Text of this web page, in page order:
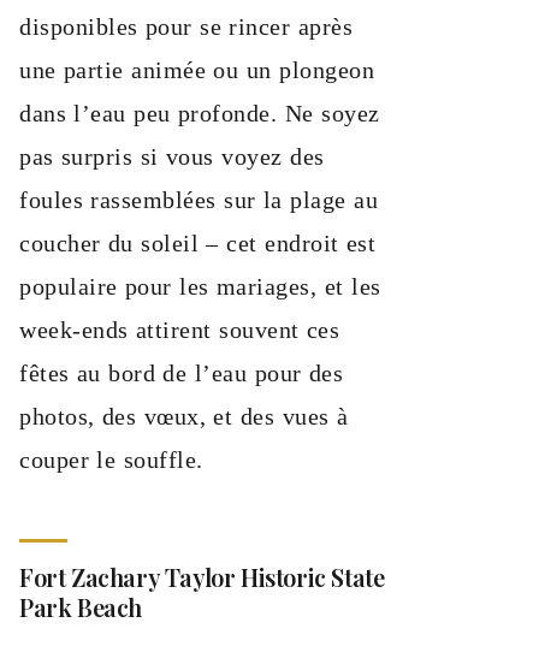
disponibles pour se rincer après
une partie animée ou un plongeon
dans l’eau peu profonde. Ne soyez
pas surpris si vous voyez des
foules rassemblées sur la plage au
coucher du soleil – cet endroit est
populaire pour les mariages, et les
week-ends attirent souvent ces
fêtes au bord de l’eau pour des
photos, des vœux, et des vues à
couper le souffle.
Fort Zachary Taylor Historic State
Park Beach